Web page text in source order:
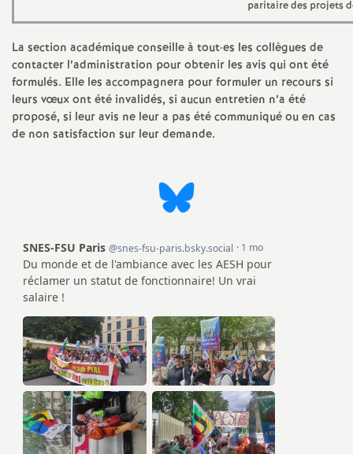
o
u
r
paritaire des projets
La section académique conseille à tout·es les collègues de
contacter l’administration pour obtenir les avis qui ont été
formulés. Elle les accompagnera pour formuler un recours si
leurs vœux ont été invalidés, si aucun entretien n’a été
proposé, si leur avis ne leur a pas été communiqué ou en cas
de non satisfaction sur leur demande.